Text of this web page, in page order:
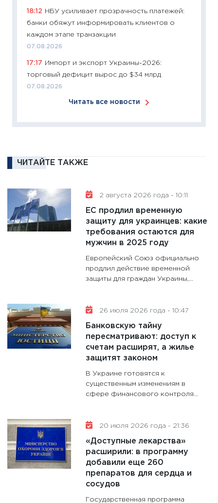
18:12
НБУ усиливает прозрачность платежей:
банки обяжут информировать клиентов о
каждом этапе транзакции
07.08.2026
17:17
Импорт и экспорт Украины-2026:
торговый дефицит вырос до $34 млрд
07.08.2026
Читать все новости
11:30
11:30
ЧИТАЙТЕ ТАКЖЕ
2 августа 2026 года - 10:11
ЕС продлил временную
защиту для украинцев: какие
требования остаются для
мужчин в 2025 году
Европейский Союз официально
продлил действие временной
защиты для граждан Украины,...
26 июля 2026 года - 10:47
Банковскую тайну
пересматривают: доступ к
счетам расширят, а жилье
защитят законом
В Украине готовятся к
существенным изменениям в
сфере финансового контроля...
20 июля 2026 года - 21:36
«Доступные лекарства»
расширили: в программу
добавили еще 260
препаратов для сердца и
сосудов
Государственная программа